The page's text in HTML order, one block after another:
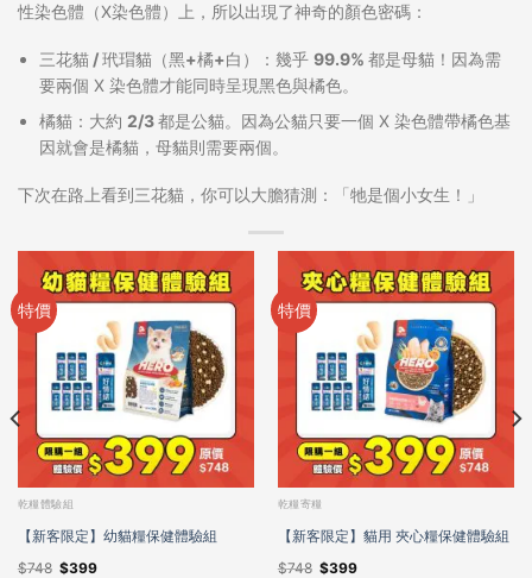
性染色體（X染色體）上，所以出現了神奇的顏色密碼：
三花貓 / 玳瑁貓（黑+橘+白）： 幾乎99.9% 都是母貓 ！因為需
要兩個 X 染色體才能同時呈現黑色與橘色。
橘貓： 大約2/3 都是公貓。因為公貓只要一個 X 染色體帶橘色基
因就會是橘貓，母貓則需要兩個。
下次在路上看到三花貓，你可以大膽猜測：「牠是個小女生！」
特價
乾糧體驗組
【新客限定】幼貓糧保健體驗組
$748 $399
特價
乾糧寄糧
【新客限定】貓用 夾心糧保健體驗組
$748 $399